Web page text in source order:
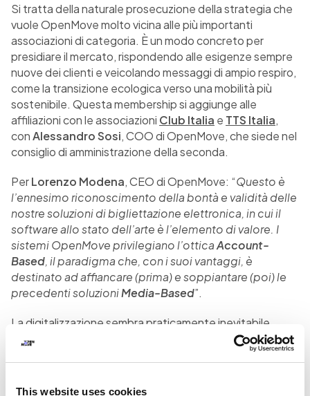
This website uses cookies
Si tratta della naturale prosecuzione della strategia che
vuole OpenMove molto vicina alle più importanti
associazioni di categoria. È un modo concreto per
presidiare il mercato, rispondendo alle esigenze sempre
nuove dei clienti e veicolando messaggi di ampio respiro,
come la transizione ecologica verso una mobilità più
sostenibile. Questa membership si aggiunge alle
affiliazioni con le associazioni Club Italia e TTS Italia,
conAlessandro Sosi, COO di OpenMove, che siede nel
consiglio di amministrazione della seconda.
PerLorenzo Modena, CEO di OpenMove: “Questo è
l’ennesimo riconoscimento della bontà e validità delle
nostre soluzioni di bigliettazione elettronica, in cui il
software allo stato dell’arte è l’elemento di valore. I
sistemi OpenMove privilegiano l’otticaAccount-
Based, il paradigma che, con i suoi vantaggi, è
destinato ad affiancare (prima) e soppiantare (poi) le
precedenti soluzioniMedia-Based”.
La digitalizzazione sembra praticamente inevitabile
anche nel mondo dei trasporti e, più in generale, della
mobilità, se pensiamo a quello che è già successo in molti
accesso alla propria banca multicanale e uno dei